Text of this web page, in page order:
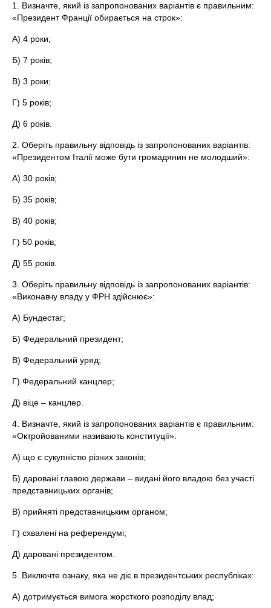
1. Визначте, який із запропонованих варіантів є правильним:
«Президент Франції обирається на строк»:
А) 4 роки;
Б) 7 років;
В) 3 роки;
Г) 5 років;
Д) 6 років.
2. Оберіть правильну відповідь із запропонованих варіантів:
«Президентом Італії може бути громадянин не молодший»:
А) 30 років;
Б) 35 років;
В) 40 років;
Г) 50 років;
Д) 55 років.
3. Оберіть правильну відповідь із запропонованих варіантів:
«Виконавчу владу у ФРН здійснює»:
А) Бундестаг;
Б) Федеральний президент;
В) Федеральний уряд;
Г) Федеральний канцлер;
Д) віце – канцлер.
4. Визначте, який із запропонованих варіантів є правильним:
«Октройованими називають конституції»:
А) що є сукупністю різних законів;
Б) даровані главою держави – видані його владою без участі
представницьких органів;
В) прийняті представницьким органом;
Г) схвалені на референдумі;
Д) даровані президентом.
5. Виключте ознаку, яка не діє в президентських республіках:
А) дотримується вимога жорсткого розподілу влад;